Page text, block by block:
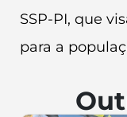
SSP-PI, que
para a